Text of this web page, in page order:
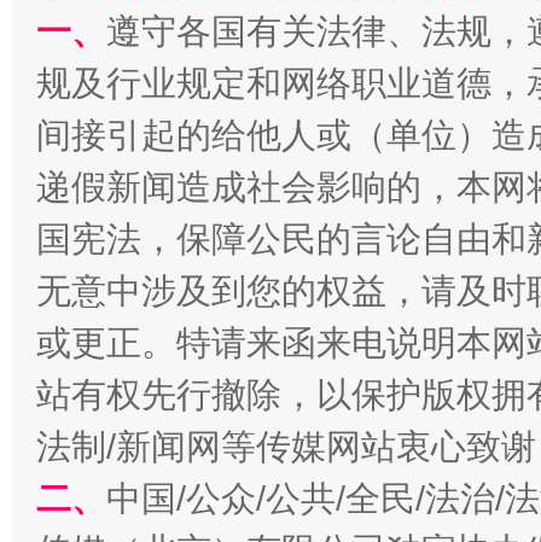
千年窑火 生生不息
揭开“小金库”的免责幌子
一、 遵守各国有关法律、法规
规及行业规定和网络职业道德
间接引起的给他人或（单位）
递假新闻造成社会影响的，本
国宪法，保障公民的言论自由
无意中涉及到您的权益，请及
或更正。特请来函来电说明本
站有权先行撤除，以保护版权
法制/新闻网等传媒网站衷心致
二、 中国/公众/公共/全民/法治/